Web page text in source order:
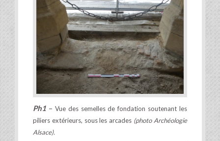
Ph1 – Vue des semelles de fondation soutenant les
piliers extérieurs, sous les arcades (photo Archéologie
Alsace).